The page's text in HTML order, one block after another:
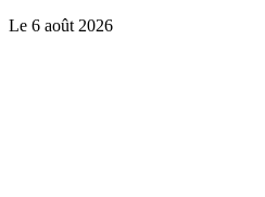
Le 6 août 2026